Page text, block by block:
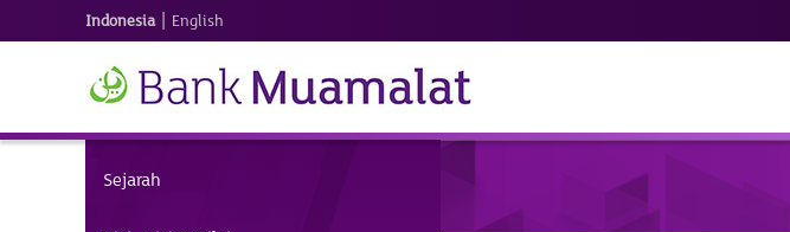
Indonesia | English
Sejarah